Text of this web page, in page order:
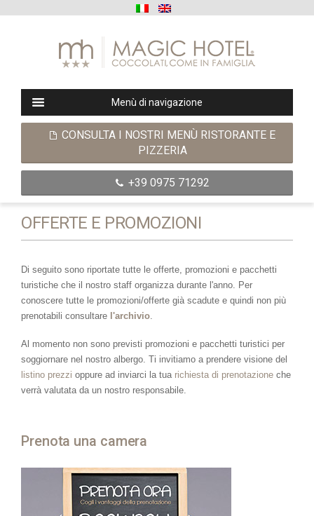
Menù di navigazione
CONSULTA I NOSTRI MENÙ RISTORANTE E
PIZZERIA
+39 0975 71292
OFFERTE E PROMOZIONI
Di seguito sono riportate tutte le offerte, promozioni e pacchetti
turistiche che il nostro staff organizza durante l'anno. Per
conoscere tutte le promozioni/offerte già scadute e quindi non più
prenotabili consultare l'archivio.
Al momento non sono previsti promozioni e pacchetti turistici per
soggiornare nel nostro albergo. Ti invitiamo a prendere visione del
listino prezzi oppure ad inviarci la tua richiesta di prenotazione che
verrà valutata da un nostro responsabile.
Prenota una camera